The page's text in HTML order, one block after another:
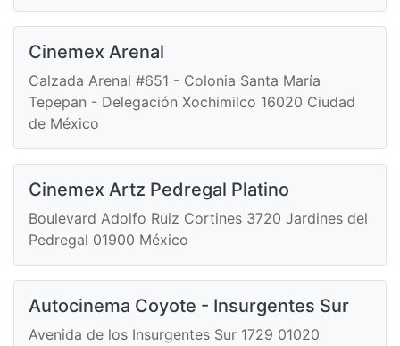
Cinemex Arenal
Calzada Arenal #651 - Colonia Santa María
Tepepan - Delegación Xochimilco 16020 Ciudad
de México
Cinemex Artz Pedregal Platino
Boulevard Adolfo Ruiz Cortines 3720 Jardines del
Pedregal 01900 México
Autocinema Coyote - Insurgentes Sur
Avenida de los Insurgentes Sur 1729 01020